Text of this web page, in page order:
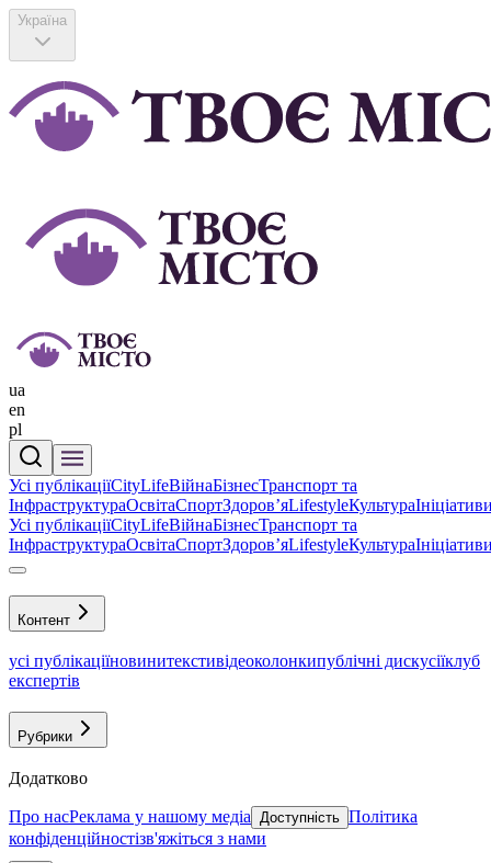
Україна
ua
en
pl
Усі публікаціїCityLifeВійнаБізнесТранспорт та
ІнфраструктураОсвітаСпортЗдоровʼяLifestyleКультура
Усі публікаціїCityLifeВійнаБізнесТранспорт та
ІнфраструктураОсвітаСпортЗдоровʼяLifestyleКультура
Контент
усі публікаціїновинитекстивідеоколонкипублічні дискусіїклуб
експертів
Рубрики
Додатково
Про насРеклама у нашому медіа Доступність Політика
конфіденційностізв'яжіться з нами